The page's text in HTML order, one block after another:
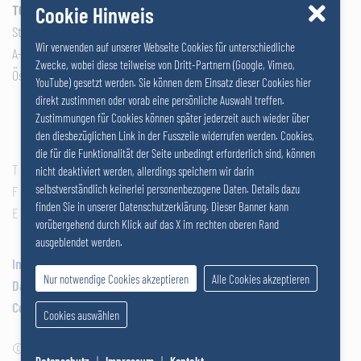
TOSACO GmbH / SALZERGRUPPE
Stattersdorfer Hauptstraße 53
A-3100 St. Pölten
Österreich
T +43 2742 290 – 0
F +43 2742 290 – 169
E
office@salzer.at
Impressum
Datenschutz
Cookies
© 2026
Cookie Hinweis
Wir verwenden auf unserer Webseite Cookies für unterschiedliche
Zwecke, wobei diese teilweise von Dritt-Partnern (Google, Vimeo,
YouTube) gesetzt werden. Sie können dem Einsatz dieser Cookies hier
direkt zustimmen oder vorab eine persönliche Auswahl treffen.
Zustimmungen für Cookies können später jederzeit auch wieder über
den diesbezüglichen Link in der Fusszeile widerrufen werden. Cookies,
die für die Funktionalität der Seite unbedingt erforderlich sind, können
nicht deaktiviert werden, allerdings speichern wir darin
selbstverständlich keinerlei personenbezogene Daten. Details dazu
finden Sie in unserer Datenschutzerklärung. Dieser Banner kann
vorübergehend durch Klick auf das X im rechten oberen Rand
ausgeblendet werden.
Nur notwendige Cookies akzeptieren Alle Cookies akzeptieren
Cookies auswählen